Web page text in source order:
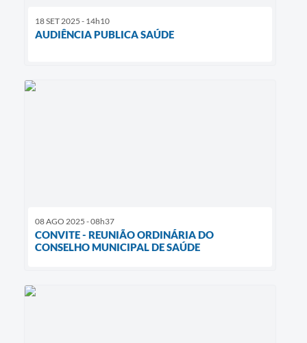
18 SET 2025 - 14h10
AUDIÊNCIA PUBLICA SAÚDE
08 AGO 2025 - 08h37
CONVITE - REUNIÃO ORDINÁRIA DO
CONSELHO MUNICIPAL DE SAÚDE